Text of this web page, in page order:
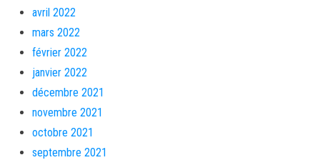
avril 2022
mars 2022
février 2022
janvier 2022
décembre 2021
novembre 2021
octobre 2021
septembre 2021